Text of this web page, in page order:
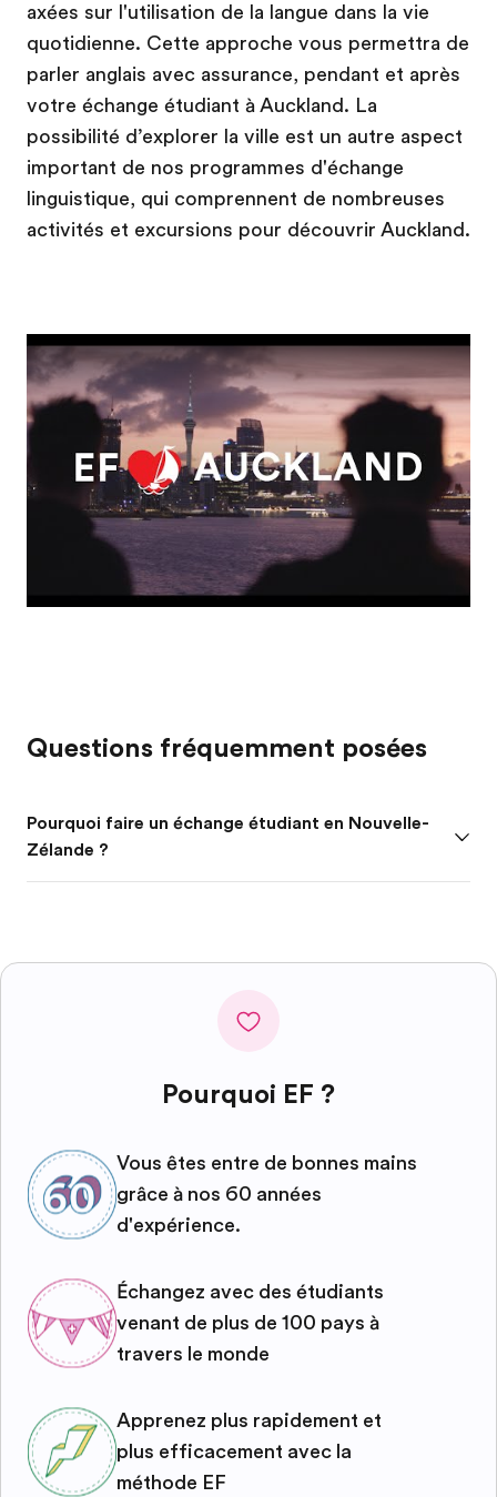
axées sur l'utilisation de la langue dans la vie
quotidienne. Cette approche vous permettra de
parler anglais avec assurance, pendant et après
votre échange étudiant à Auckland. La
possibilité d’explorer la ville est un autre aspect
important de nos programmes d'échange
linguistique, qui comprennent de nombreuses
activités et excursions pour découvrir Auckland.
Questions fréquemment posées
Pourquoi faire un échange étudiant en Nouvelle-
Zélande ?
Pourquoi EF ?
Vous êtes entre de bonnes mains
grâce à nos 60 années
d'expérience.
Échangez avec des étudiants
venant de plus de 100 pays à
travers le monde
Apprenez plus rapidement et
plus efficacement avec la
méthode EF